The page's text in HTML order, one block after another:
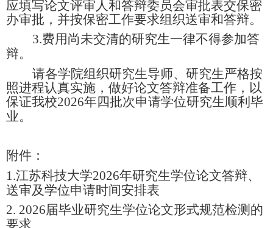
应填写论文评审人和答辩委员会审批表交保密
办审批，并按保密工作要求组织送审和答辩。
3.费用尚未交清的研究生一律不得参加答
辩。
请各学院组织研究生导师、研究生严格按
照进程认真实施，做好论文答辩准备工作，以
保证我校2026年四批次申请学位研究生顺利毕
业。
附件：
1.江苏科技大学2026年研究生学位论文答辩、
送审及学位申请时间安排表
2. 2026届毕业研究生学位论文形式规范检测的
要求